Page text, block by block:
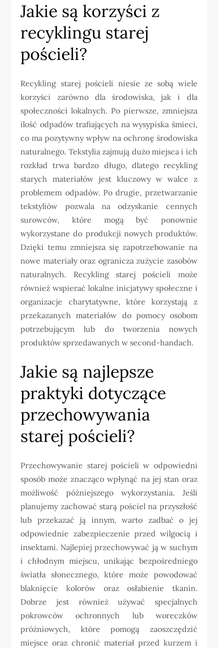
Jakie są korzyści z
recyklingu starej
pościeli?
Recykling starej pościeli niesie ze sobą wiele
korzyści zarówno dla środowiska, jak i dla
społeczności lokalnych. Po pierwsze, zmniejsza
ilość odpadów trafiających na wysypiska śmieci,
co ma pozytywny wpływ na ochronę środowiska
naturalnego. Tekstylia zajmują dużo miejsca i ich
rozkład trwa bardzo długo, dlatego recykling
starych materiałów jest kluczowy w walce z
problemem odpadów. Po drugie, przetwarzanie
tekstyliów pozwala na odzyskanie cennych
surowców, które mogą być ponownie
wykorzystane do produkcji nowych produktów.
Dzięki temu zmniejsza się zapotrzebowanie na
nowe materiały oraz ogranicza zużycie zasobów
naturalnych. Recykling starej pościeli może
również wspierać lokalne inicjatywy społeczne i
organizacje charytatywne, które korzystają z
przekazanych materiałów do pomocy osobom
potrzebującym lub do tworzenia nowych
produktów sprzedawanych w second-handach.
Jakie są najlepsze
praktyki dotyczące
przechowywania
starej pościeli?
Przechowywanie starej pościeli w odpowiedni
sposób może znacząco wpłynąć na jej stan oraz
możliwość późniejszego wykorzystania. Jeśli
planujemy zachować starą pościel na przyszłość
lub przekazać ją innym, warto zadbać o jej
odpowiednie zabezpieczenie przed wilgocią i
insektami. Najlepiej przechowywać ją w suchym
i chłodnym miejscu, unikając bezpośredniego
światła słonecznego, które może powodować
blaknięcie kolorów oraz osłabienie tkanin.
Dobrze jest również używać specjalnych
pokrowców ochronnych lub woreczków
próżniowych, które pomogą zaoszczędzić
miejsce oraz chronić materiał przed kurzem i